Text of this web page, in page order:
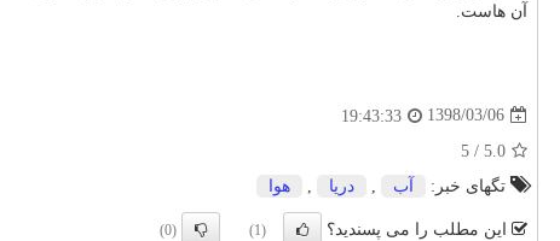
آن هاست.
1398/03/06
19:43:33
5.0
/
5
تگهای خبر:
آب دریا هوا
این مطلب را می پسندید؟ (1)
(0)